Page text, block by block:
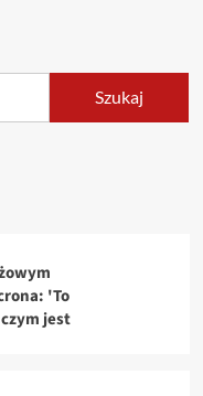
Szukaj
'To
jest